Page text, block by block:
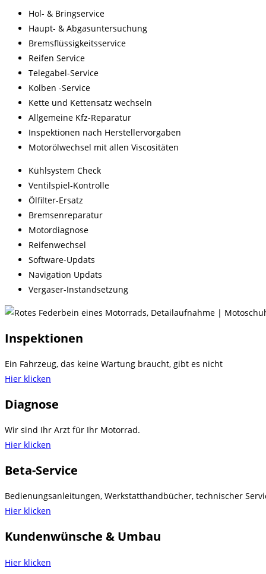
Hol- & Bringservice
Haupt- & Abgasuntersuchung
Bremsflüssigkeitsservice
Reifen Service
Telegabel-Service
Kolben -Service
Kette und Kettensatz wechseln
Allgemeine Kfz-Reparatur
Inspektionen nach Herstellervorgaben
Motorölwechsel mit allen Viscositäten
Kühlsystem Check
Ventilspiel-Kontrolle
Ölfilter-Ersatz
Bremsenreparatur
Motordiagnose
Reifenwechsel
Software-Updats
Navigation Updats
Vergaser-Instandsetzung
Inspektionen
Ein Fahrzeug, das keine Wartung braucht, gibt es nicht
Hier klicken
Diagnose
Wir sind Ihr Arzt für Ihr Motorrad.
Hier klicken
Beta-Service
Bedienungsanleitungen, Werkstatthandbücher, technischer
Hier klicken
Kundenwünsche & Umbau
Hier klicken